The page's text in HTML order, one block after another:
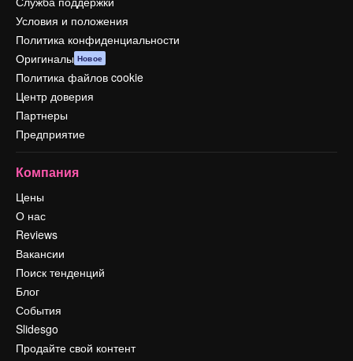
Условия и положения
Политика конфиденциальности
Оригиналы Новое
Политика файлов cookie
Центр доверия
Партнеры
Предприятие
Компания
Цены
О нас
Reviews
Вакансии
Поиск тенденций
Блог
События
Slidesgo
Продайте свой контент